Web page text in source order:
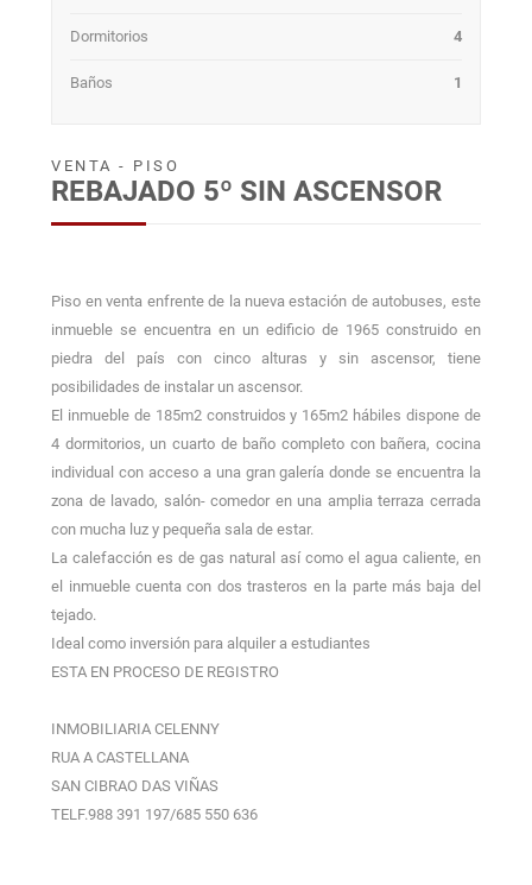
VENTA - PISO
REBAJADO 5º SIN ASCENSOR
Piso en venta enfrente de la nueva estación de autobuses, este
inmueble se encuentra en un edificio de 1965 construido en
piedra del país con cinco alturas y sin ascensor, tiene
posibilidades de instalar un ascensor.
El inmueble de 185m2 construidos y 165m2 hábiles dispone de
4 dormitorios, un cuarto de baño completo con bañera, cocina
individual con acceso a una gran galería donde se encuentra la
zona de lavado, salón- comedor en una amplia terraza cerrada
con mucha luz y pequeña sala de estar.
La calefacción es de gas natural así como el agua caliente, en
el inmueble cuenta con dos trasteros en la parte más baja del
tejado.
Ideal como inversión para alquiler a estudiantes
ESTA EN PROCESO DE REGISTRO
INMOBILIARIA CELENNY
RUA A CASTELLANA
SAN CIBRAO DAS VIÑAS
TELF.988 391 197/685 550 636
Dormitorios 4
Baños 1